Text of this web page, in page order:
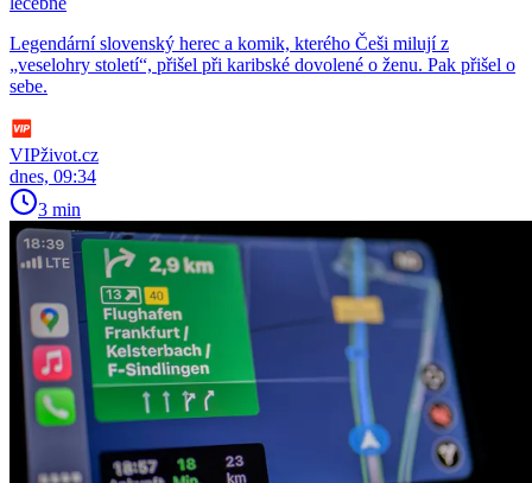
Legendární slovenský herec a komik, kterého Češi milují z
„veselohry století“, přišel při karibské dovolené o ženu. Pak přišel o
sebe.
VIPživot.cz
dnes, 09:34
3 min